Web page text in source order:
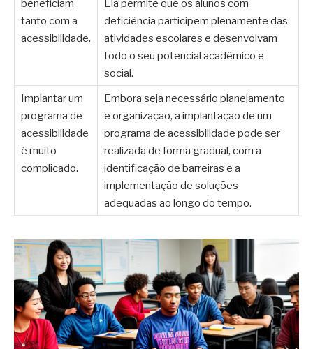
beneficiam
tanto com a
acessibilidade.
Ela permite que os alunos com
deficiência participem plenamente das
atividades escolares e desenvolvam
todo o seu potencial acadêmico e
social.
Implantar um
programa de
acessibilidade
é muito
complicado.
Embora seja necessário planejamento
e organização, a implantação de um
programa de acessibilidade pode ser
realizada de forma gradual, com a
identificação de barreiras e a
implementação de soluções
adequadas ao longo do tempo.